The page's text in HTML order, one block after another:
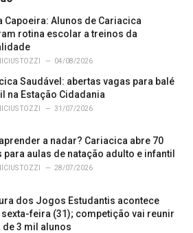
Capoeira: Alunos de Cariacica
rotina escolar a treinos da
TOZZI 04/08/2026
Saudável: abertas vagas para balé
na Estação Cidadania
TOZZI 31/07/2026
a nadar? Cariacica abre 70
para aulas de natação adulto e infantil
TOZZI 28/07/2026
dos Jogos Estudantis acontece
sexta-feira (31); competição vai reunir
de 3 mil alunos